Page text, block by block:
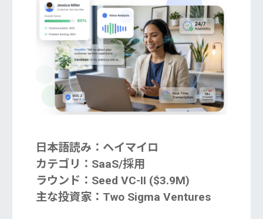
日本語読み：ヘイマイロ
カテゴリ：SaaS/採用
ラウンド：Seed VC-II ($3.9M)
主な投資家：Two Sigma Ventures